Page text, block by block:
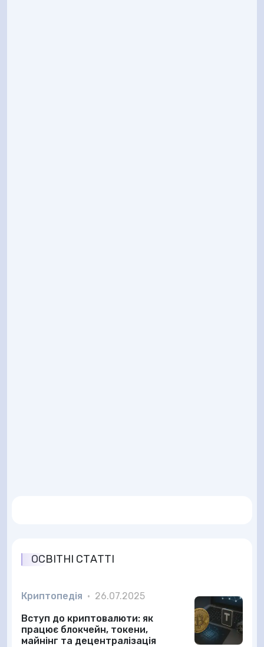
ОСВІТНІ СТАТТІ
Криптопедія • 26.07.2025
Вступ до криптовалюти: як
працює блокчейн, токени,
майнінг та децентралізація